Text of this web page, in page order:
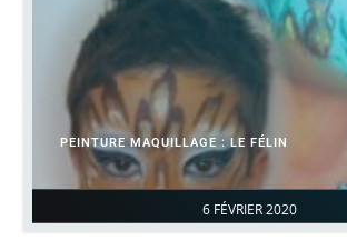
6 FÉVRIER 2020
PEINTURE MAQUILLAGE : LE FÉLIN